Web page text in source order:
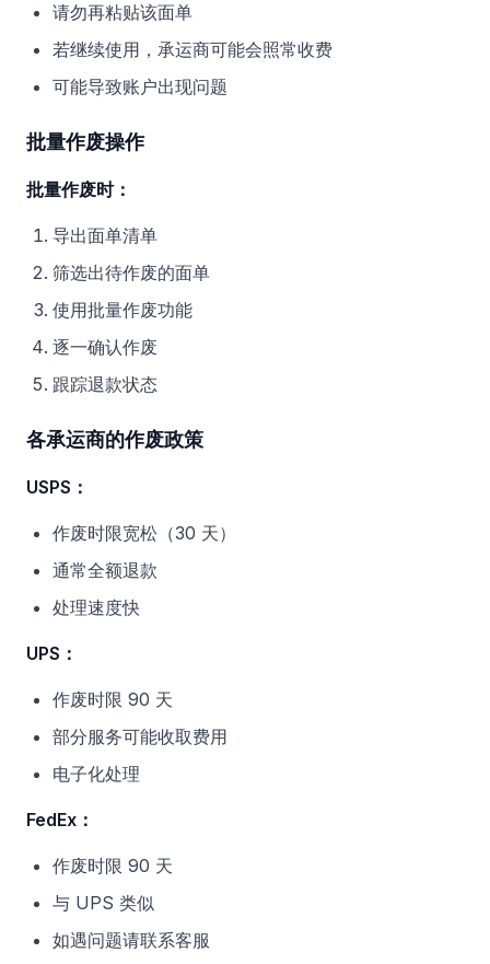
请勿再粘贴该面单
若继续使用，承运商可能会照常收费
可能导致账户出现问题
批量作废操作
批量作废时：
导出面单清单
筛选出待作废的面单
使用批量作废功能
逐一确认作废
跟踪退款状态
各承运商的作废政策
USPS：
作废时限宽松（30 天）
通常全额退款
处理速度快
UPS：
作废时限 90 天
部分服务可能收取费用
电子化处理
FedEx：
作废时限 90 天
与 UPS 类似
如遇问题请联系客服